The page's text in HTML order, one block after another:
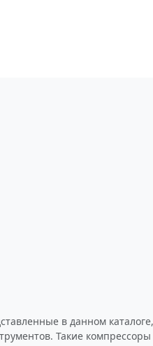
в данном
Такие